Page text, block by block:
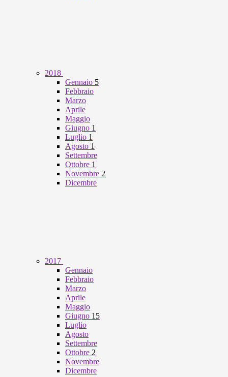
2018
Gennaio 5
Febbraio
Marzo
Aprile
Maggio
Giugno 1
Luglio 1
Agosto 1
Settembre
Ottobre 1
Novembre 2
Dicembre
2017
Gennaio
Febbraio
Marzo
Aprile
Maggio
Giugno 15
Luglio
Agosto
Settembre
Ottobre 2
Novembre
Dicembre